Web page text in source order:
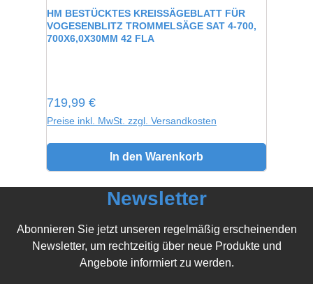
Durchschnittliche Bewertung von 0 von 5 Sternen
HM BESTÜCKTES KREISSÄGEBLATT FÜR
VOGESENBLITZ TROMMELSÄGE SAT 4-700,
700X6,0X30MM 42 FLA
Regulärer Preis:
719,99 €
Preise inkl. MwSt. zzgl. Versandkosten
In den Warenkorb
Newsletter
Abonnieren Sie jetzt unseren regelmäßig erscheinenden
Newsletter, um rechtzeitig über neue Produkte und
Angebote informiert zu werden.